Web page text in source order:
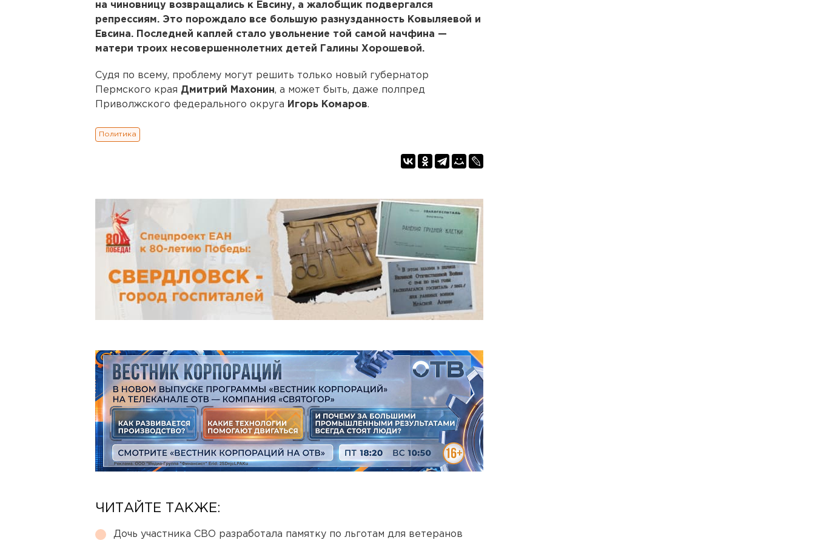
на чиновницу возвращались к Евсину, а жалобщик подвергался
репрессиям. Это порождало все большую разнузданность Ковыляевой и
Евсина. Последней каплей стало увольнение той самой начфина —
матери троих несовершеннолетних детей Галины Хорошевой.
Судя по всему, проблему могут решить только новый губернатор
Пермского края Дмитрий Махонин, а может быть, даже полпред
Приволжского федерального округа Игорь Комаров.
Политика
ЧИТАЙТЕ ТАКЖЕ:
Дочь участника СВО разработала памятку по льготам для ветеранов